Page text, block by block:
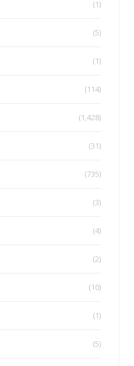
(1)
(5)
(1)
(114)
(1,428)
(31)
(735)
(3)
(4)
(2)
(10)
(1)
(5)